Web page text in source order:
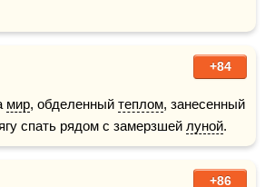
+84
мир, обделенный теплом, занесенный
спать рядом с замерзшей луной.
+86